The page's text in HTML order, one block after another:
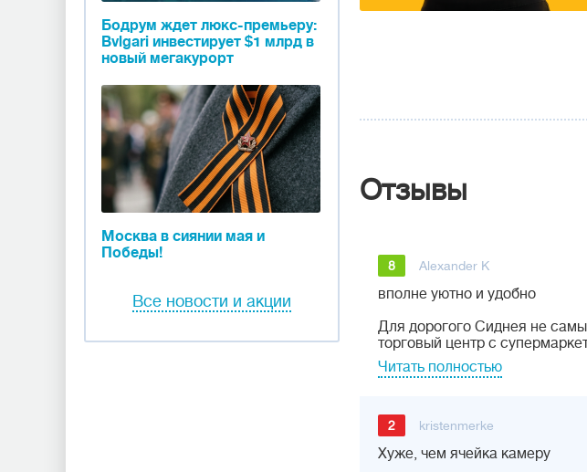
Бодрум ждет люкс-премьеру:
Bvlgari инвестирует $1 млрд в
новый мегакурорт
Москва в сиянии мая и
Победы!
Все новости и акции
Отзывы
8 Alexander K
вполне уютно и удобно
Для дорогого Сиднея не
торговый центр с
Читать полностью
2 kristenmerke
Хуже, чем ячейка камеру